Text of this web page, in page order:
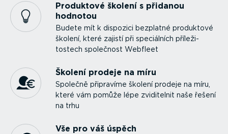
Produktové školení s přidanou
hodnotou
Budete mít k dispozici bezplatné produktové
školení, které zajistí při speciálních příle­ži­
tostech společnost Webfleet
Školení prodeje na míru
Společně připravíme školení prodeje na míru,
které vám pomůže lépe zviditelnit naše řešení
na trhu
Vše pro váš úspěch